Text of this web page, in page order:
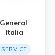
Generali
Italia
SERVICE